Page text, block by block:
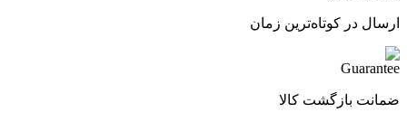
ارسال در کوتاه‌ترین زمان
ضمانت بازگشت کالا